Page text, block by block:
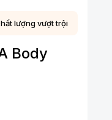
lượng vượt trội
Body